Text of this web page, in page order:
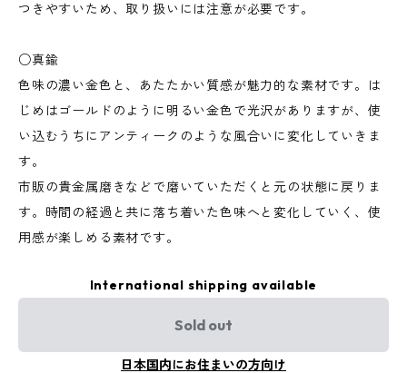
つきやすいため、取り扱いには注意が必要です。
○真鍮
色味の濃い金色と、あたたかい質感が魅力的な素材です。は
じめはゴールドのように明るい金色で光沢がありますが、使
い込むうちにアンティークのような風合いに変化していきま
す。
市販の貴金属磨きなどで磨いていただくと元の状態に戻りま
す。時間の経過と共に落ち着いた色味へと変化していく、使
用感が楽しめる素材です。
International shipping available
Sold out
日本国内にお住まいの方向け